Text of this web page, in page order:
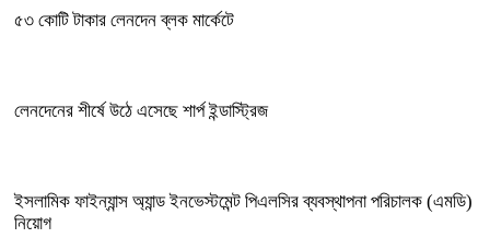
৫৩ কোটি টাকার লেনদেন ব্লক মার্কেটে
লেনদেনের শীর্ষে উঠে এসেছে শার্প ইন্ডাস্ট্রিজ
ইসলামিক ফাইন্যান্স অ্যান্ড ইনভেস্টমেন্ট পিএলসির ব্যবস্থাপনা পরিচালক (এমডি)
নিয়োগ